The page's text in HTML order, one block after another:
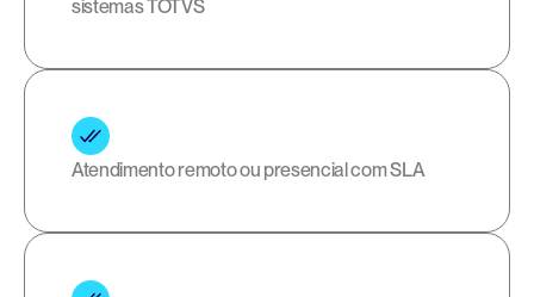
sistemas TOTVS
Atendimento remoto ou presencial com SLA